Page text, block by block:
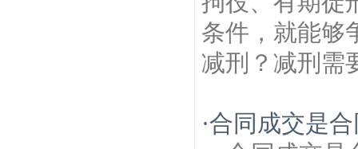
条件，就能够
减刑？减刑需
·合同成交是